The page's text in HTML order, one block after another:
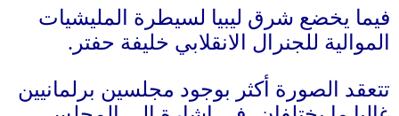
فيما يخضع شرق ليبيا لسيطرة المليشيات
الموالية للجنرال الانقلابي خليفة حفتر .
تتعقد الصورة أكثر بوجود مجلسين برلمانيين